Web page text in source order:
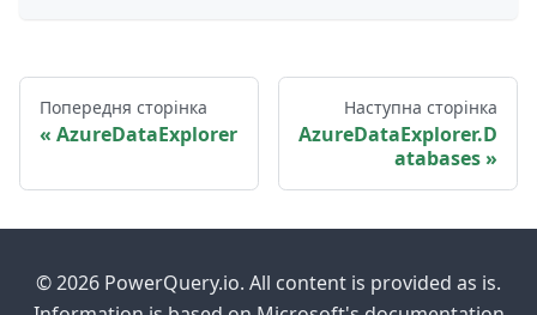
Попередня сторінка
AzureDataExplorer
Наступна сторінка
AzureDataExplorer.D
atabases
© 2026 PowerQuery.io. All content is provided as is.